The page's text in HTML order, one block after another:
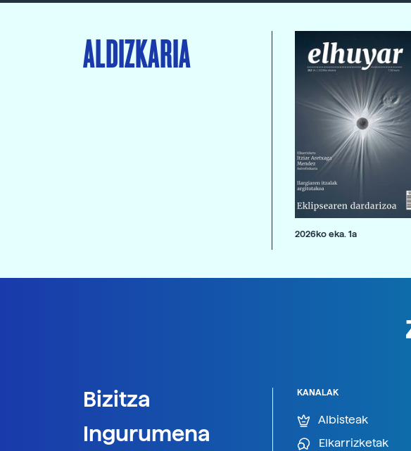
ALDIZKARIA
2026ko eka. 1a
Bizitza
Ingurumena
KANALAK
Albisteak
Elkarrizketak